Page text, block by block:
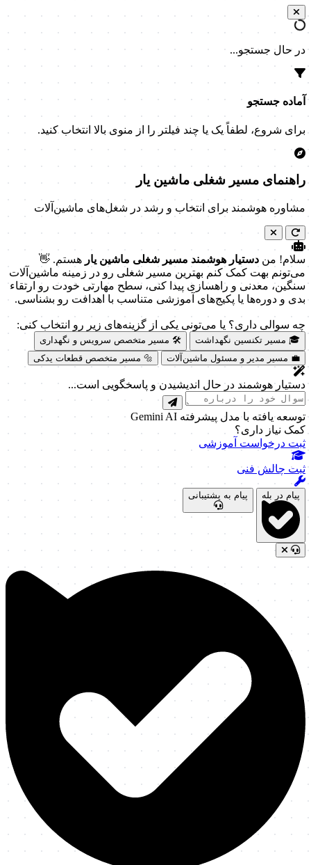
در حال جستجو...
آماده جستجو
برای شروع، لطفاً یک یا چند فیلتر را از منوی بالا انتخاب کنید.
راهنمای مسیر شغلی ماشین یار
مشاوره هوشمند برای انتخاب و رشد در شغل‌های ماشین‌آلات
سلام! من دستیار هوشمند مسیر شغلی ماشین یار هستم. 👋
می‌تونم بهت کمک کنم بهترین مسیر شغلی رو در زمینه ماشین‌آلات
سنگین، معدنی و راهسازی پیدا کنی، سطح مهارتی خودت رو ارتقاء
بدی و دوره‌ها یا پکیج‌های آموزشی متناسب با اهدافت رو بشناسی.
چه سوالی داری؟ یا می‌تونی یکی از گزینه‌های زیر رو انتخاب کنی:
🎓 مسیر تکنسین نگهداشت
🛠️ مسیر متخصص سرویس و نگهداری
💼 مسیر مدیر و مسئول ماشین‌آلات
🔩 مسیر متخصص قطعات یدکی
دستیار هوشمند در حال اندیشیدن و پاسخگویی است...
توسعه یافته با مدل پیشرفته Gemini AI
کمک نیاز داری؟
ثبت درخواست آموزشی
ثبت چالش فنی
پیام در بله پیام به پشتیبانی